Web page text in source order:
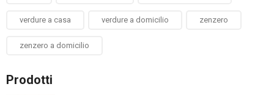
verdure a casa verdure a domicilio zenzero
zenzero a domicilio
Prodotti